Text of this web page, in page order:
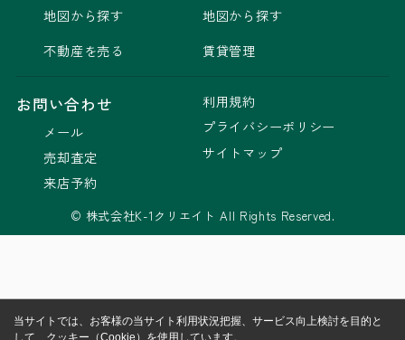
地図から探す
不動産を売る
地図から探す
賃貸管理
お問い合わせ
メール
売却査定
来店予約
利用規約
プライバシーポリシー
サイトマップ
© 株式会社K-1クリエイト All Rights Reserved.
当サイトでは、お客様の当サイト利用状況把握、サービス向上検討を目的と
して、クッキー（Cookie）を使用しています。